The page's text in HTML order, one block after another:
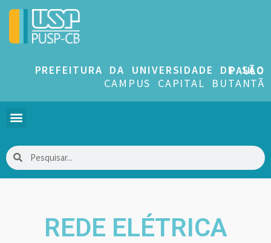
PREFEITURA DA UNIVERSIDADE DE SÃO PAULO
CAMPUS CAPITAL BUTANTÃ
REDE ELÉTRICA